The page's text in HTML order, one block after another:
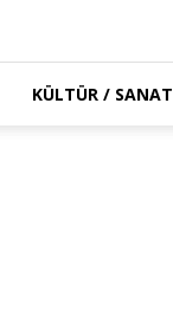
KÜLTÜR / SANAT